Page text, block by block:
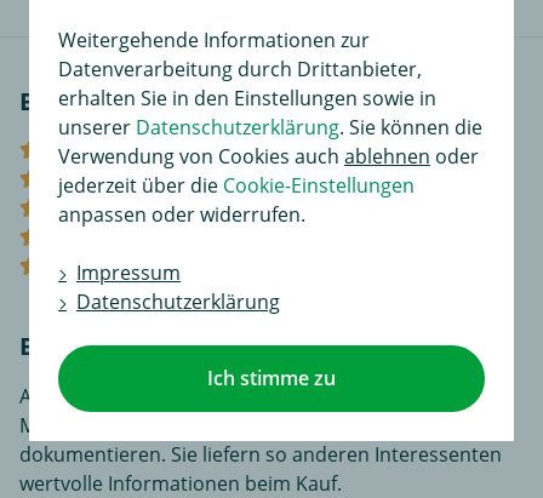
Bewertungen
(3)
(1)
Bewerten Sie diesen Artikel!
An dieser Stelle haben Sie die Möglichkeit, Ihre
Meinungen und Erfahrungen über dieses Produkt zu
dokumentieren. Sie liefern so anderen Interessenten
wertvolle Informationen beim Kauf.
Weitergehende Informationen zur
Datenverarbeitung durch Drittanbieter,
erhalten Sie in den Einstellungen sowie in
unserer Datenschutzerklärung. Sie können die
Verwendung von Cookies auch ablehnen oder
jederzeit über die Cookie-Einstellungen
anpassen oder widerrufen.
Impressum
Datenschutzerklärung
Ich stimme zu